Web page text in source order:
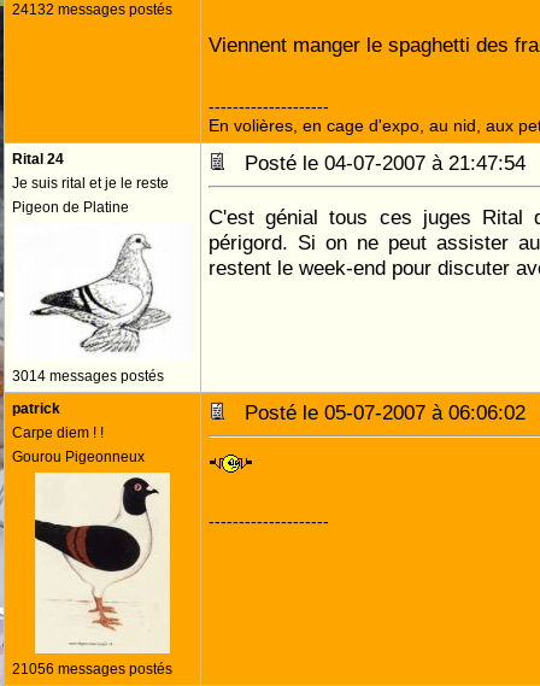
24132 messages postés
Viennent manger le spaghetti des
--------------------
En volières, en cage d'expo, au nid, aux
Rital 24
Je suis rital et je le reste
Pigeon de Platine
3014 messages postés
Posté le 04-07-2007 à
C'est génial tous ces juges Rital
périgord. Si on ne peut assister
restent le week-end pour discuter
patrick
Carpe diem ! !
Gourou Pigeonneux
21056 messages postés
Posté le 05-07-2007 à
--------------------